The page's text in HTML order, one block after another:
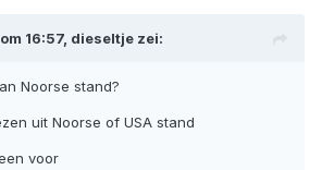
16:57, dieseltje zei:
Noorse stand?
uit Noorse of USA stand
voor